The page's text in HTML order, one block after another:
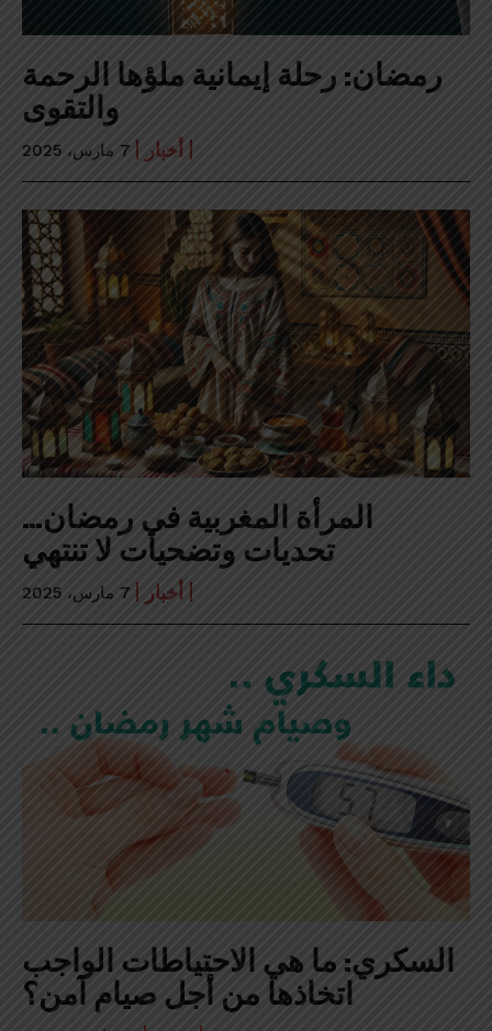
رمضان: رحلة إيمانية ملؤها الرحمة
والتقوى
أخبار 7 مارس، 2025
المرأة المغربية في رمضان…
تحديات وتضحيات لا تنتهي
أخبار 7 مارس، 2025
السكري: ما هي الاحتياطات الواجب
اتخاذها من أجل صيام آمن؟